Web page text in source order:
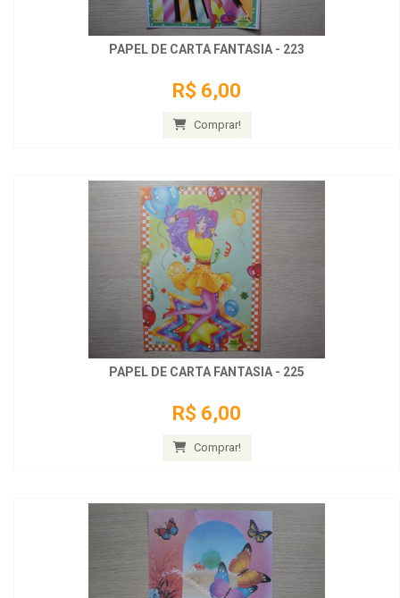
PAPEL DE CARTA FANTASIA - 223
R$ 6,00
Comprar!
PAPEL DE CARTA FANTASIA - 225
R$ 6,00
Comprar!